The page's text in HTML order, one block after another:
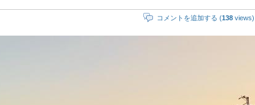
コメントを追加する (138 views)